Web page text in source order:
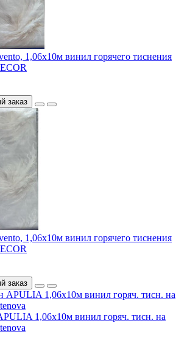
1,06х10м винил горячего тиснения
заказ
1,06х10м винил горячего тиснения
заказ
1,06х10м винил горяч. тисн. на